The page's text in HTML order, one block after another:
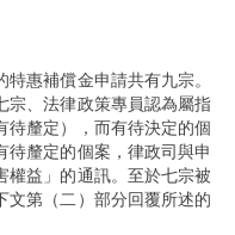
惠補償金申請共有九宗。
宗、法律政策專員認為屬指
待釐定），而有待決定的個
待釐定的個案，律政司與申
權益」的通訊。至於七宗被
文第（二）部分回覆所述的